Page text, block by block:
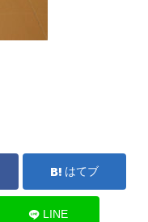
はてブ
LINE